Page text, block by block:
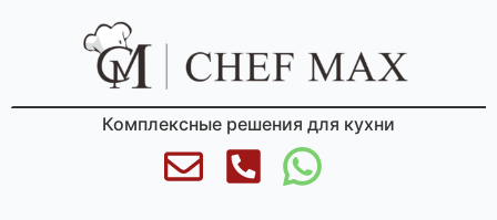
Комплексные решения для кухни